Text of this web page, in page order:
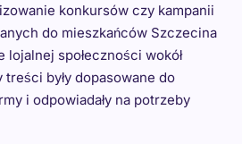
konkursów czy kampanii
do mieszkańców Szczecina
lojalnej społeczności wokół
treści były dopasowane do
i odpowiadały na potrzeby